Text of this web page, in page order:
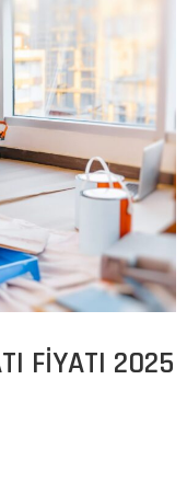
FIYATI 2025